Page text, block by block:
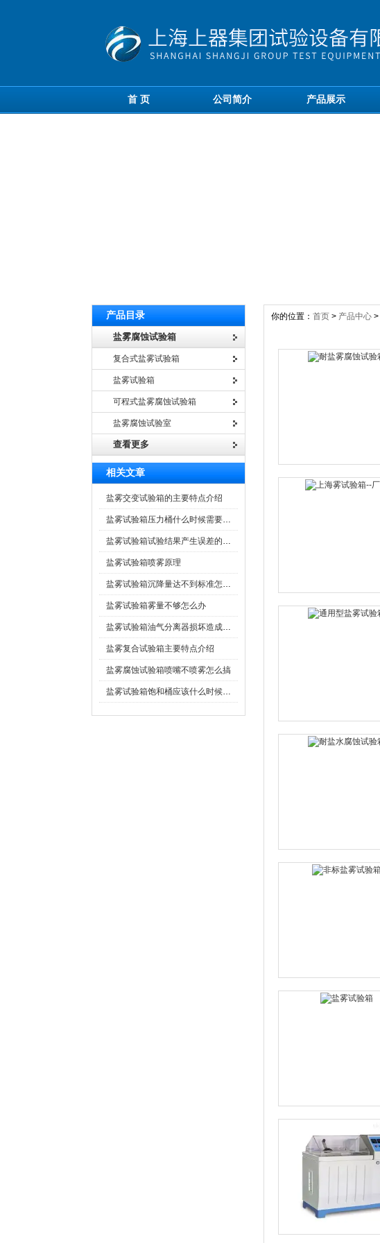
首 页 公司简介 产品展示
产品目录
盐雾腐蚀试验箱
复合式盐雾试验箱
盐雾试验箱
可程式盐雾腐蚀试验箱
盐雾腐蚀试验室
查看更多
相关文章
盐雾交变试验箱的主要特点介绍
盐雾试验箱压力桶什么时候需要加水？
盐雾试验箱试验结果产生误差的四大原因
盐雾试验箱喷雾原理
盐雾试验箱沉降量达不到标准怎么办
盐雾试验箱雾量不够怎么办
盐雾试验箱油气分离器损坏造成的影响
盐雾复合试验箱主要特点介绍
盐雾腐蚀试验箱喷嘴不喷雾怎么搞
盐雾试验箱饱和桶应该什么时候补水
你的位置： 首页 > 产品中心 >